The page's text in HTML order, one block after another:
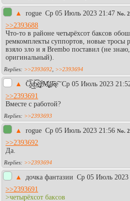
▲ rogue Ср 05 Июль 2023 21:47 No.
>>2393688
Что-то в районе четырёхсот баксов
ремкомплекты суппортов, новые тросы
взяло зло и я Brembo поставил (не
оригинальный).
>>2393692 >>2393694
▲ C̸̡̀̕͡y̸̢͟͟b́̀͟͡͡e҉̡̧͝ŗ̶͏́M̧҉̢͢á͡k̵̴̢e͠ Ср 05 Июль 2023
>>2393691
Вместе с работой?
>>2393693
▲ rogue Ср 05 Июль 2023 21:56 No.
>>2393692
Да.
>>2393694
▲ дочка фантазии Ср 05 Июль 2023
>>2393691
>четырёхсот баксов